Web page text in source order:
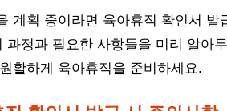
계획 중이라면 육아휴직 확인서
과정과 필요한 사항들을 미리 알아
활하게 육아휴직을 준비하세요.